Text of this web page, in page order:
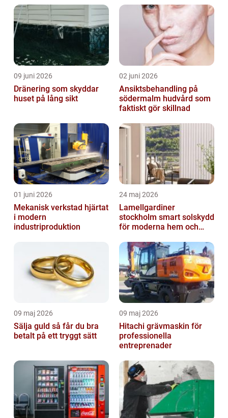
09 juni 2026
Dränering som skyddar
huset på lång sikt
02 juni 2026
Ansiktsbehandling på
södermalm hudvård som
faktiskt gör skillnad
01 juni 2026
Mekanisk verkstad hjärtat
i modern
industriproduktion
24 maj 2026
Lamellgardiner
stockholm smart solskydd
för moderna hem och
09 maj 2026
Sälja guld så får du bra
betalt på ett tryggt sätt
09 maj 2026
Hitachi grävmaskin för
professionella
entreprenader